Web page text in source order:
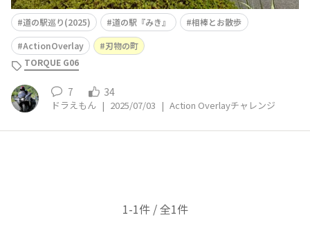
道の駅巡り(2025) 道の駅『みき』
相棒とお散歩
ActionOverlay
刃物の町
TORQUE G06
7 34
ドラえもん | 2025/07/03 | Action Overlayチャレンジ
1-1件 / 全1件